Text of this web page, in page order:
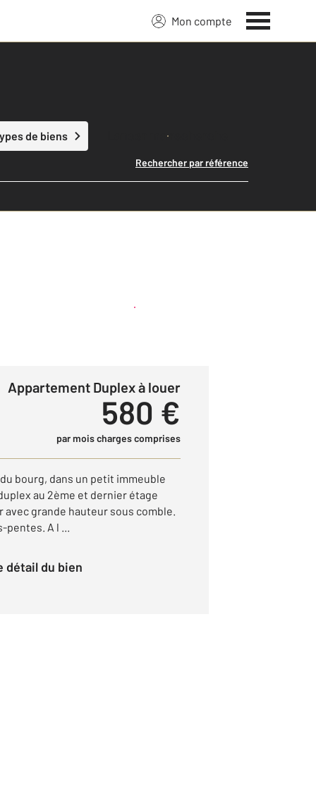
Mon compte
de biens Lancer ma recherche
Rechercher par référence
Créer une alerte
Appartement Duplex à louer
580 €
par mois charges comprises
bourg, dans un petit immeuble
au 2ème et dernier étage
avec grande hauteur sous comble.
pentes. A l ...
détail du bien